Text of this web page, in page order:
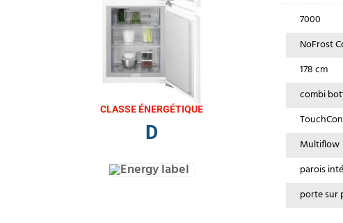
CLASSE ÉNERGÉTIQUE
D
7000
NoFrost
178 cm
combi
Multiflow
parois
porte sur